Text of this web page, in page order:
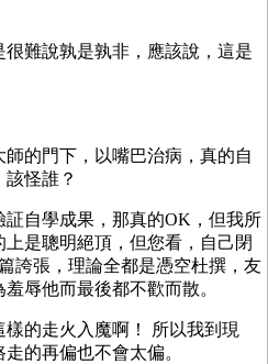
難說孰是孰非，應該說，這是
的門下，以嘴巴治病，真的自
怪誰？
自學成果，那真的OK，但我所
是聰明絕頂，但您看，自己閉
誇張，理論全都是憑空杜撰，友
辱他而最後都不歡而散。
的走火入魔啊！ 所以我到現
的再偏也不會太偏。